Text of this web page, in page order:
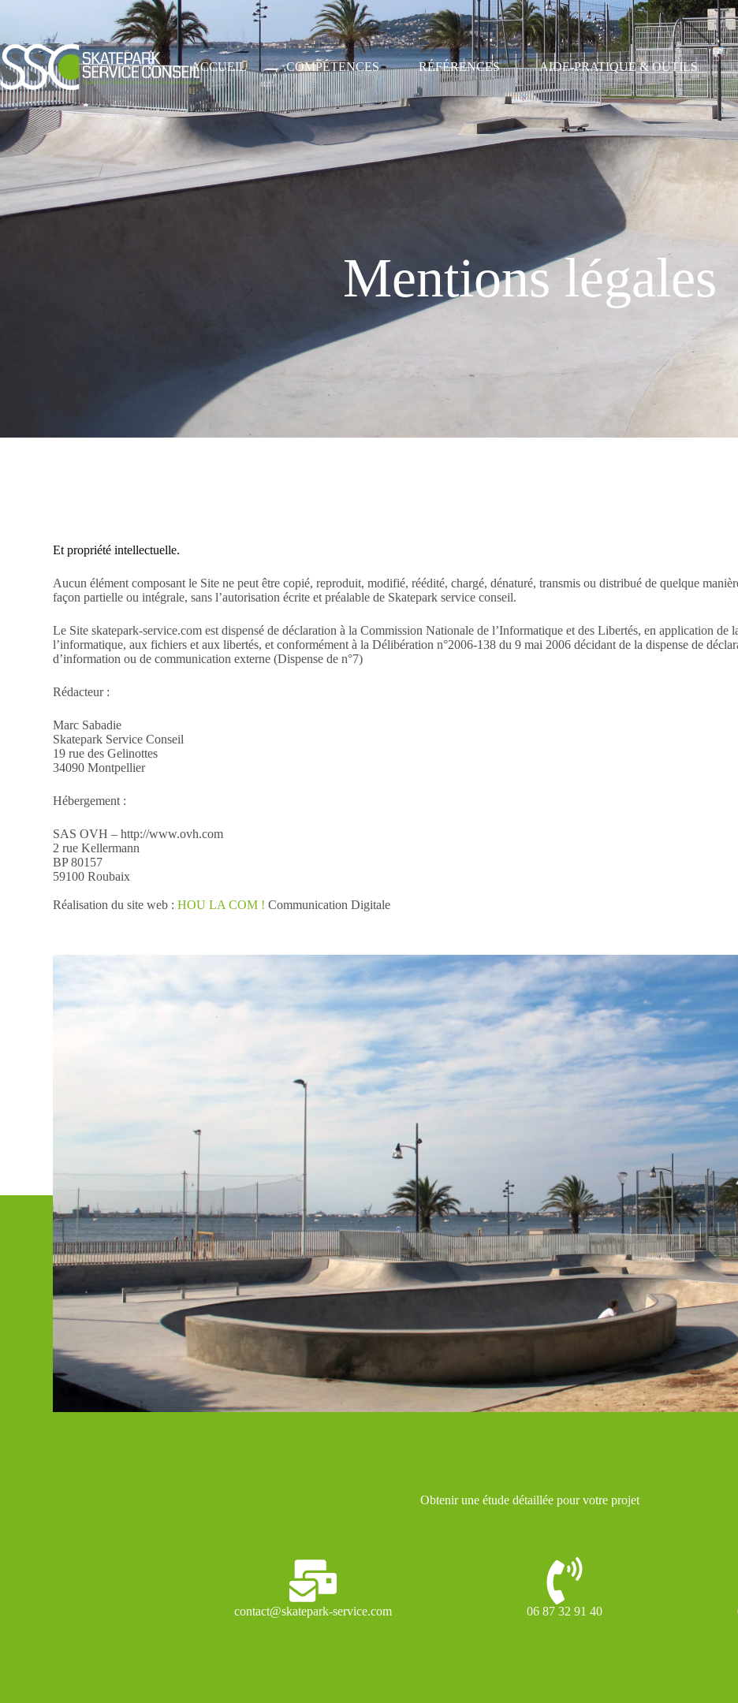
ACCUEIL COMPÉTENCES RÉFÉRENCES AIDE-PRATIQUE & OUTILS
Mentions légales
Et propriété intellectuelle.
Aucun élément composant le Site ne peut être copié, reproduit, modifié, réédité, chargé, dénaturé, transmis ou distribué de quelque
façon partielle ou intégrale, sans l’autorisation écrite et préalable de Skatepark service conseil.
Le Site skatepark-service.com est dispensé de déclaration à la Commission Nationale de l’Informatique et des Libertés, en application
l’informatique, aux fichiers et aux libertés, et conformément à la Délibération n°2006-138 du 9 mai 2006 décidant de la dispense de
d’information ou de communication externe (Dispense de n°7)
Rédacteur :
Marc Sabadie
Skatepark Service Conseil
19 rue des Gelinottes
34090 Montpellier
Hébergement :
SAS OVH – http://www.ovh.com
2 rue Kellermann
BP 80157
59100 Roubaix
Réalisation du site web :HOU LA COM ! Communication Digitale
Obtenir une étude détaillée pour votre projet
contact@skatepark-service.com 06 87 32 91 40